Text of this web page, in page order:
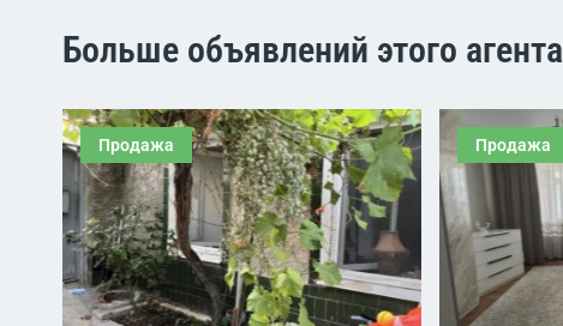
Больше объявлений этого агента
Продажа Продажа